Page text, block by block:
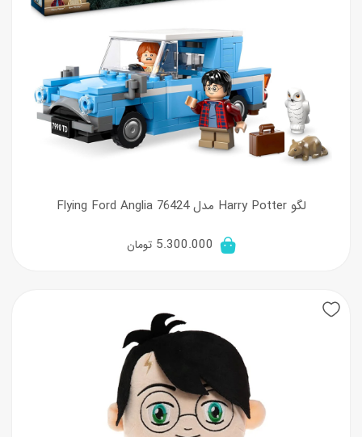
لگو Harry Potter مدل Flying Ford Anglia 76424
5.300.000 تومان